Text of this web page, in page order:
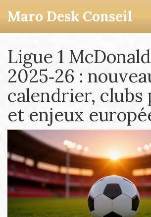
Maro Desk Conseil
Ligue 1
2025‑26 :
calendrier, clubs
et enjeux